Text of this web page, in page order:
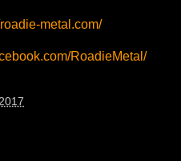
metal.com/
RoadieMetal/